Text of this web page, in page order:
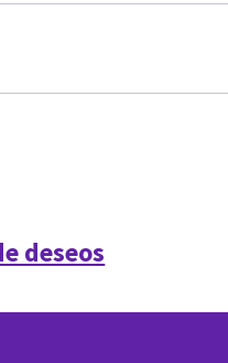
deseos